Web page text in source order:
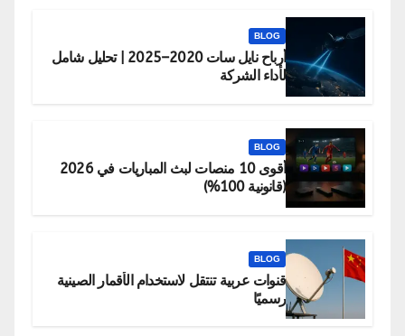
BLOG
أرباح نايل سات 2020–2025 | تحليل شامل
لأداء الشركة
BLOG
أقوى 10 منصات لبث المباريات في 2026
(قانونية 100%)
BLOG
قنوات عربية تنتقل لاستخدام الأقمار الصينية
رسميًا